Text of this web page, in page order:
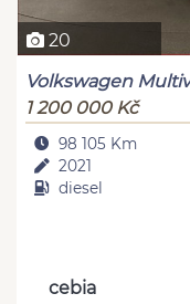
20
Volkswagen
1 200 000 Kč
98 105 Km
2021
diesel
cebia